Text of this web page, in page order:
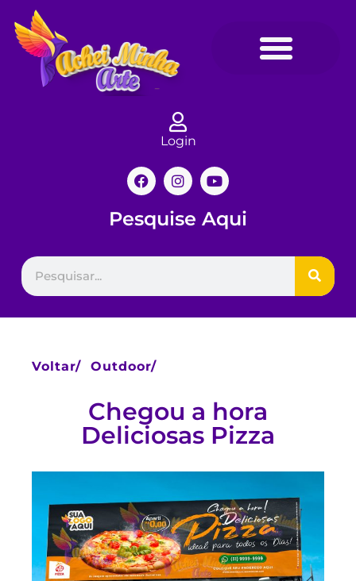
Login
Pesquise Aqui
Voltar/ Outdoor/
Chegou a hora
Deliciosas Pizza